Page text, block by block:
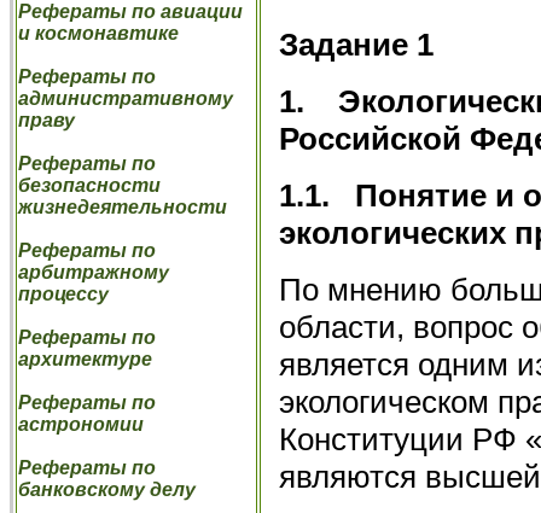
Рефераты по авиации
и космонавтике
Рефераты по
административному
праву
Рефераты по
безопасности
жизнедеятельности
Рефераты по
арбитражному
процессу
Рефераты по
архитектуре
Рефераты по
астрономии
Рефераты по
банковскому делу
Задание 1
1.
Российской
1.1. Понятие и
экологических
По мнению
области, вопрос
является одним
экологическом
Конституции РФ
являются